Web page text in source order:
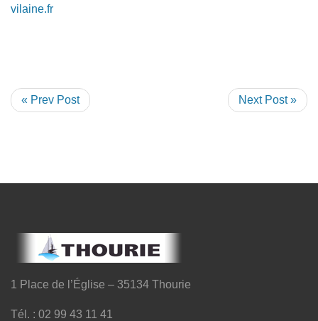
vilaine.fr
« Prev Post Next Post »
1 Place de l’Église – 35134 Thourie
Tél. : 02 99 43 11 41